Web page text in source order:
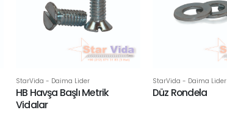
StarVida - Daima Lider
HB Havşa Başlı Metrik
Vidalar
StarVida - Daima Lider
Düz Rondela